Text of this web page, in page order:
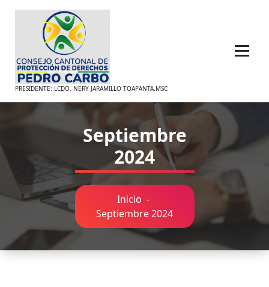
Saltar
contenido
PRESIDENTE: LCDO. NERY JARAMILLO TOAPANTA.MSC
Septiembre
2024
Inicio -
Septiembre 2024